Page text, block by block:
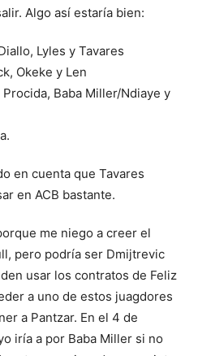
Algo así estaría bien:
Lyles y Tavares
Okeke y Len
Procida, Baba Miller/Ndiaye y
en cuenta que Tavares
en ACB bastante.
me niego a creer el
pero podría ser Dmijtrevic
usar los contratos de Feliz
a uno de estos juagdores
a Pantzar. En el 4 de
iría a por Baba Miller si no